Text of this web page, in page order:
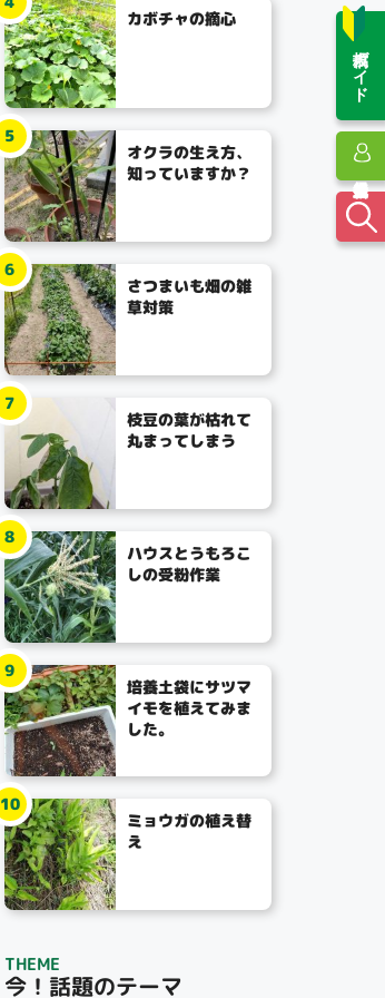
投稿ガイド
カボチャの摘心
オクラの生え方、
知っていますか？
5
さつまいも畑の雑
草対策
6
枝豆の葉が枯れて
丸まってしまう
7
ハウスとうもろこ
しの受粉作業
8
培養土袋にサツマ
イモを植えてみま
した。
9
ミョウガの植え替
え
10
THEME
今！話題のテーマ